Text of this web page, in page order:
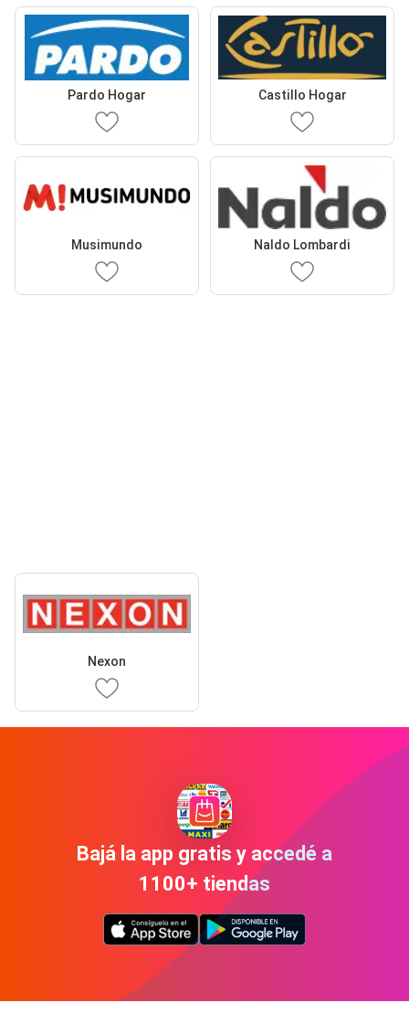
Pardo Hogar Castillo Hogar
Musimundo Naldo Lombardi
Nexon
Bajá la app gratis y accedé a
1100+ tiendas